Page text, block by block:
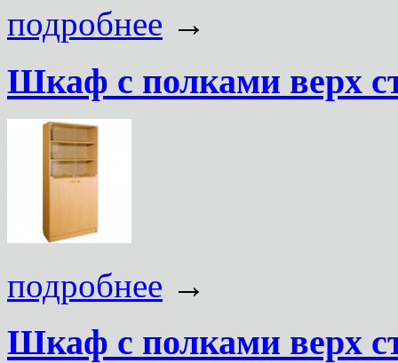
подробнее →
Шкаф с полками верх
подробнее →
Шкаф с полками верх